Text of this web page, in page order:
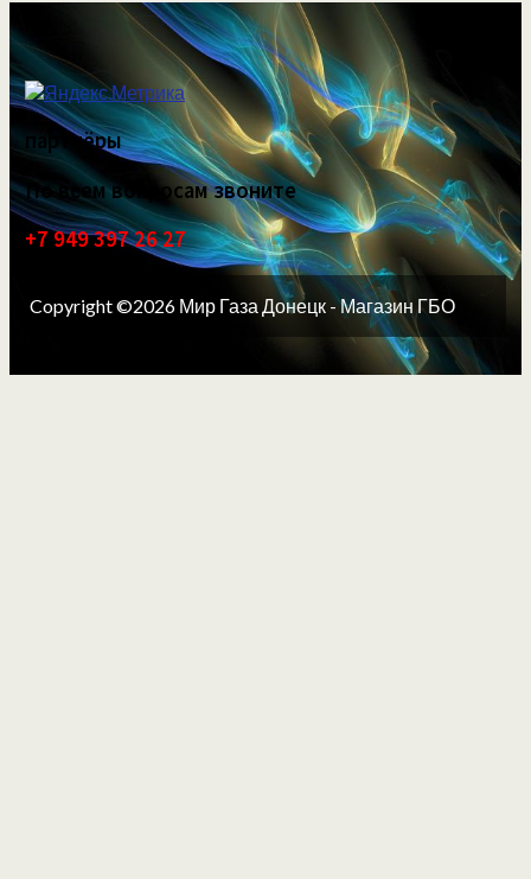
партнёры
По всем вопросам звоните
+7 949 397 26 27
Copyright ©2026 Мир Газа Донецк - Магазин ГБО